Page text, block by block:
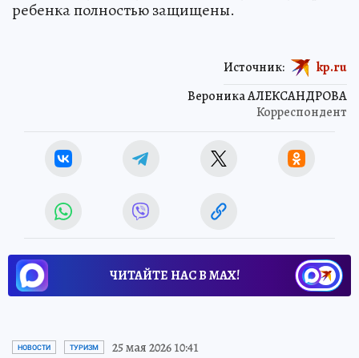
ребенка полностью защищены.
Вероника АЛЕКСАНДРОВА
Корреспондент
Источник: kp.ru
ЧИТАЙТЕ НАС В МАХ!
НОВОСТИ ТУРИЗМ 25 мая 2026 10:41